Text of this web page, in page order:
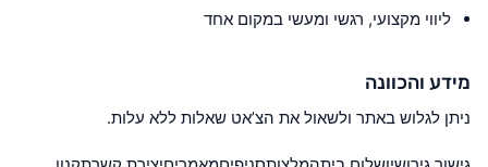
ליווי מקצועי, רגשי ומעשי במקום אחד
מידע והכוונה
ניתן לגלוש באתר ולשאול את הצ’אט שאלות ללא עלות.